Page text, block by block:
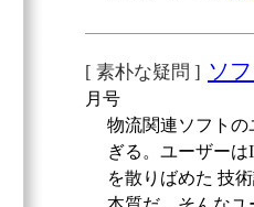
[ 素朴な疑問 ] ソ
月号
物流関連ソフト
ぎる。ユーザー
を散りばめた 技